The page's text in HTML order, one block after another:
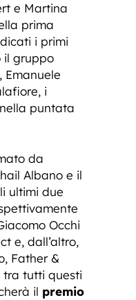
e Martina
prima
i primi
il gruppo
Emanuele
i
puntata
da
Albano e il
ultimi due
Occhi
e, dall’altro,
Father &
tra tutti questi
il premio